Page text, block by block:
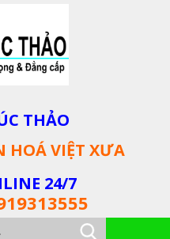
THẢO
HOÁ VIỆT XƯA
24/7